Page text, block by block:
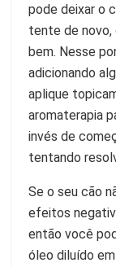
pode deixar o
tente de
bem. Nesse
adicionando
aplique
aromaterapia
invés de
tentando
Se o seu cão
efeitos
então você
óleo diluído